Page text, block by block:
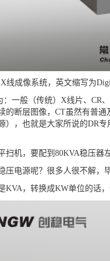
X线成像系统，英文缩写为
一般（传统） X线片、 CR、
的断层图像， CT虽然有普通
），也就是大家所说的DR专
扫机，要配到 80KVA稳压器
压电源呢？很多人很不解，
KVA，转换成KW单位的话